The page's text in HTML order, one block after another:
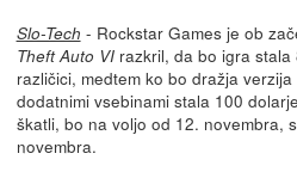
Slo-Tech - Rockstar Games je ob
Theft Auto VIrazkril, da bo igra stala
različici, medtem ko bo dražja verzija
dodatnimi vsebinami stala 100
škatli, bo na voljo od 12. novembra,
novembra.